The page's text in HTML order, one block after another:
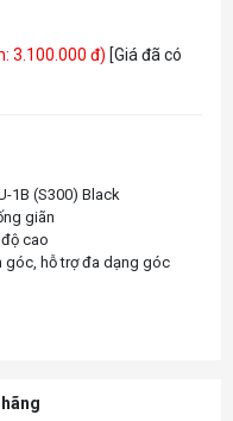
3.100.000 đ) [Giá đã có
1B (S300) Black
giãn
cao
góc, hỗ trợ đa dạng góc
điều chỉnh độ cao, góc
song
góc